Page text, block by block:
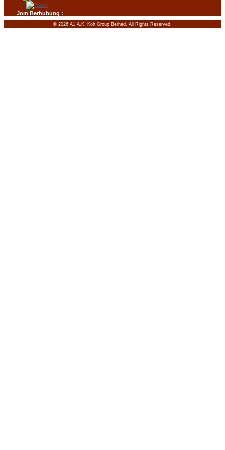
Jom Berhubung :
© 2026 A1 A.K. Koh Group Berhad. All Rights Reserved.